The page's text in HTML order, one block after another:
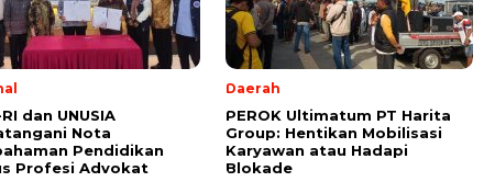
dan UNUSIA
Nota
Pendidikan
Profesi Advokat
Daerah
PEROK Ultimatum PT Harita
Group: Hentikan Mobilisasi
Karyawan atau Hadapi
Blokade